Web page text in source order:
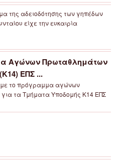
της αδειοδότησης των γηπέδων
είχε την ευκαιρία
Αγώνων Πρωταθλημάτων
ΕΠΣ ...
το πρόγραμμα αγώνων
τα Τμήματα Υποδομής Κ14 ΕΠΣ